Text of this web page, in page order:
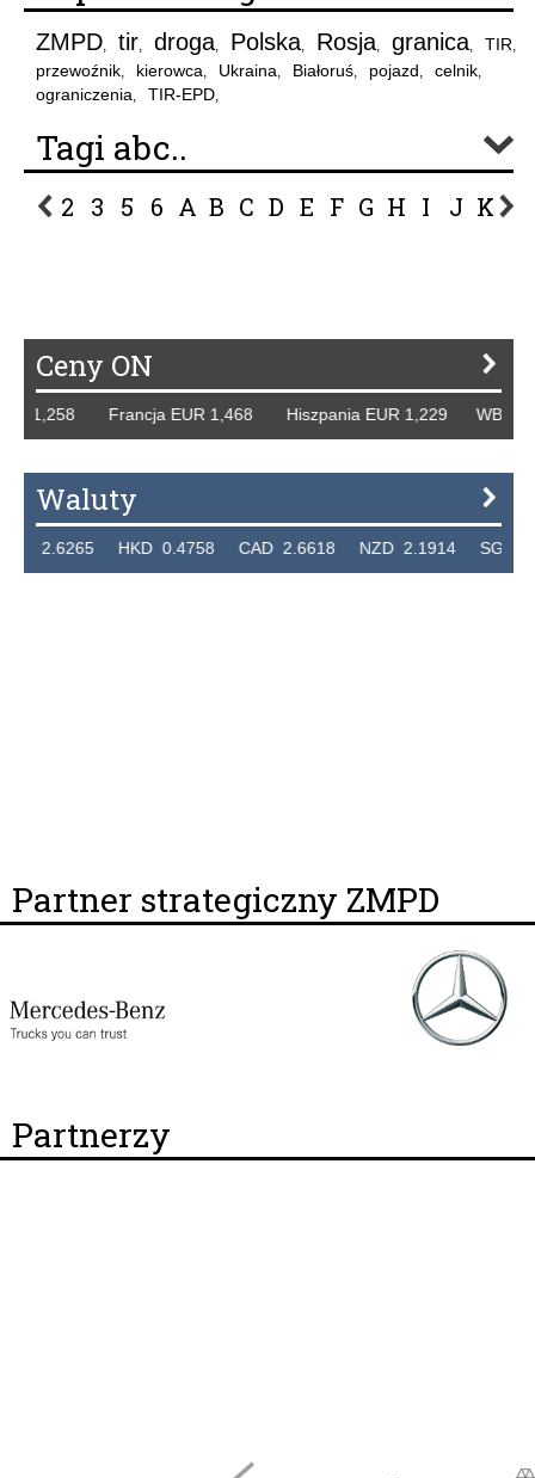
ZMPD, tir, droga, Polska, Rosja, granica, TIR,
przewoźnik, kierowca, Ukraina, Białoruś, pojazd, celnik,
ograniczenia, TIR-EPD,
Tagi abc..
2 3 5 6 A B C D E F G H I J K L
Ceny ON
Francja EUR 1,468 Hiszpania EUR 1,229 WB
Waluty
HKD 0.4758 CAD 2.6618 NZD 2.1914 SGD
Partner strategiczny ZMPD
Partnerzy